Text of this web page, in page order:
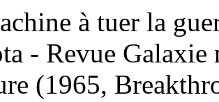
à tuer la
- Revue Galaxie
(1965,